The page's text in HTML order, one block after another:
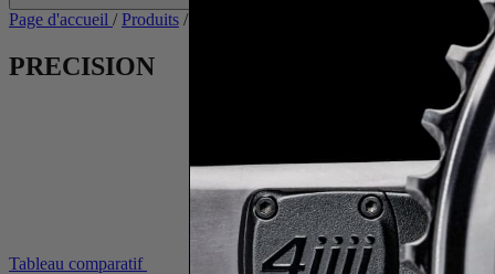
Page d'accueil / Produits /
PRECISION
Tableau comparatif